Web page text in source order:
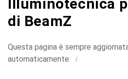
Illuminotecnica
di BeamZ
Questa pagina è sempre
automaticamente. i